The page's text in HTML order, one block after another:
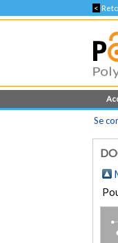
<
Se